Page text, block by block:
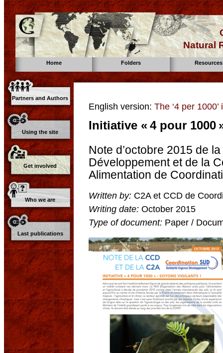
Natural
Home Folders Resources
Partners and Authors
Using the site
Get involved
Who we are
Last publications
English version: The ‘4 per
Initiative « 4 pour
Note d’octobre 2015 de
Développement et de la
Alimentation de
Written by: C2A et CCD de
Writing date: October 2015
Type of document: Paper /